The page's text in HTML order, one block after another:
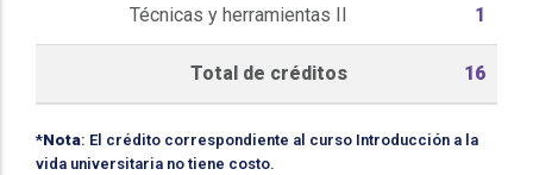
Técnicas y herramientas II 1
Total de créditos 16
*Nota: El crédito correspondiente al curso Introducción a la
vida universitaria no tiene costo.